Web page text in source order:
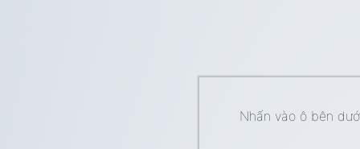
Nhấn vào ô bên